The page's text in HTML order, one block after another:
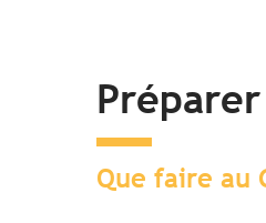
Que faire au